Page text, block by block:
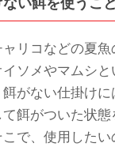
リコなどの夏魚
ソメやマムシ
がない仕掛け
餌がついた状態
で、使用したい